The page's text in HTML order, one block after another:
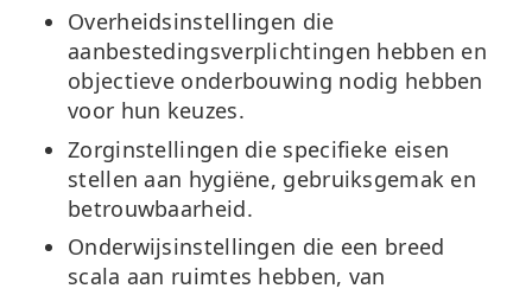
Overheidsinstellingen die
aanbestedingsverplichtingen hebben en
objectieve onderbouwing nodig hebben
voor hun keuzes.
Zorginstellingen die specifieke eisen
stellen aan hygiëne, gebruiksgemak en
betrouwbaarheid.
Onderwijsinstellingen die een breed
scala aan ruimtes hebben, van